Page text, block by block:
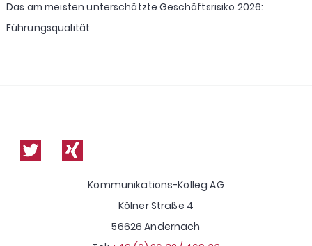
Das am meisten unterschätzte Geschäftsrisiko 2026:
Führungsqualität
Kommunikations-Kolleg AG
Kölner Straße 4
56626 Andernach